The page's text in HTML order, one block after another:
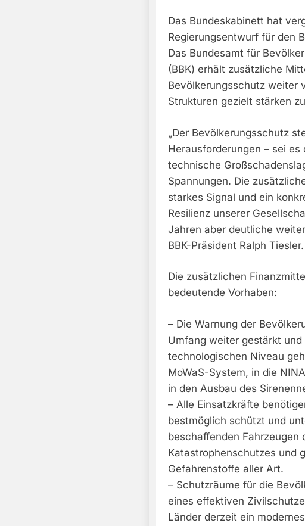
Das Bundeskabinett hat
Regierungsentwurf für den
Das Bundesamt für
(BBK) erhält zusätzliche
Bevölkerungsschutz weiter
Strukturen gezielt stärken
„Der Bevölkerungsschutz
Herausforderungen – sei
technische
Spannungen. Die
starkes Signal und ein
Resilienz unserer
Jahren aber deutliche
BBK-Präsident Ralph Tiesler.
Die zusätzlichen
bedeutende Vorhaben:
– Die Warnung der
Umfang weiter gestärkt
technologischen Niveau
MoWaS-System, in die
in den Ausbau des
– Alle Einsatzkräfte
bestmöglich schützt und
beschaffenden Fahrzeugen
Katastrophenschutzes und
Gefahrenstoffe aller Art.
– Schutzräume für die
eines effektiven
Länder derzeit ein